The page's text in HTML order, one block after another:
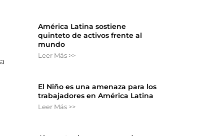
América Latina sostiene
quinteto de activos frente al
mundo
Leer Más >>
El Niño es una amenaza para los
trabajadores en América Latina
Leer Más >>